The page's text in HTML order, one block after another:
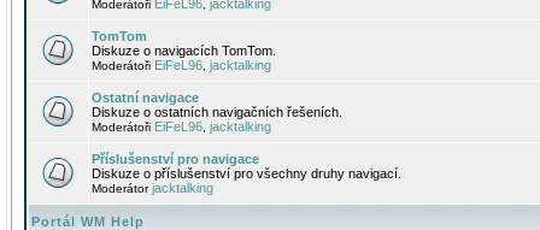
Moderátoři EiFeL96 jacktalking
TomTom
Diskuze o navigacích TomTom.
Moderátoři EiFeL96 jacktalking
Ostatní navigace
Diskuze o ostatních navigačních řešeních.
Moderátoři EiFeL96 jacktalking
Příslušenství pro navigace
Diskuze o příslušenství pro všechny druhy navigací.
Moderátorjacktalking
Portál WM Help